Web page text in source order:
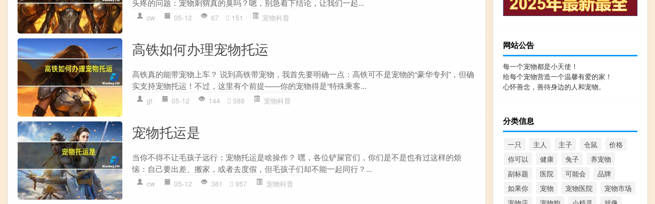
头疼的问题：宠物刺猬真的臭吗？嗯，别急着下结论，让我们一起...
cw 05-12 67 151 宠物科普
高铁如何办理宠物托运
高铁真的能带宠物上车？ 说到高铁带宠物，我首先要明确一点：高铁可不是宠物的“豪华专列”，但确
实支持宠物托运！不过，这里有个前提——你的宠物得是“特殊乘客...
gt 05-12 144 588 宠物科普
宠物托运是
当你不得不让毛孩子远行：宠物托运是啥操作？ 嘿，各位铲屎官们，你们是不是也有过这样的烦
恼：自己要出差、搬家，或者去度假，但毛孩子们却不能一起同行？...
cw 05-12 381 957 宠物科普
网站公告
每一个宠物都是小天使！
给每个宠物营造一个温馨有爱的家！
心怀善念，善待身边的人和宠物。
分类信息
一只 主人 主子 仓鼠
价格
你可以
健康 兔子
养宠物
副标题
医院 可能会
品牌
如果你
宠物 宠物医院
宠物市场